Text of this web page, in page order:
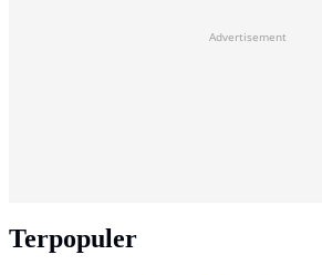
Advertisement
Terpopuler